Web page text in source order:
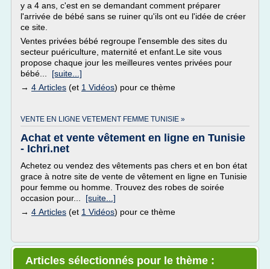
y a 4 ans, c'est en se demandant comment préparer
l'arrivée de bébé sans se ruiner qu'ils ont eu l'idée de créer
ce site.
Ventes privées bébé regroupe l'ensemble des sites du
secteur puériculture, maternité et enfant.Le site vous
propose chaque jour les meilleures ventes privées pour
bébé... [suite...]
→ 4 Articles (et 1 Vidéos) pour ce thème
VENTE EN LIGNE VETEMENT FEMME TUNISIE »
Achat et vente vêtement en ligne en Tunisie
- Ichri.net
Achetez ou vendez des vêtements pas chers et en bon état
grace à notre site de vente de vêtement en ligne en Tunisie
pour femme ou homme. Trouvez des robes de soirée
occasion pour... [suite...]
→ 4 Articles (et 1 Vidéos) pour ce thème
Articles sélectionnés pour le thème :